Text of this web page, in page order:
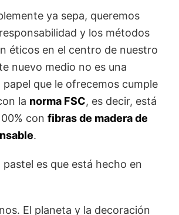
ya sepa, queremos
y los métodos
éticos en el centro de nuestro
nuevo medio no es una
papel que le ofrecemos cumple
la norma FSC, es decir, está
con fibras de madera de
.
pastel es que está hecho en
El planeta y la decoración